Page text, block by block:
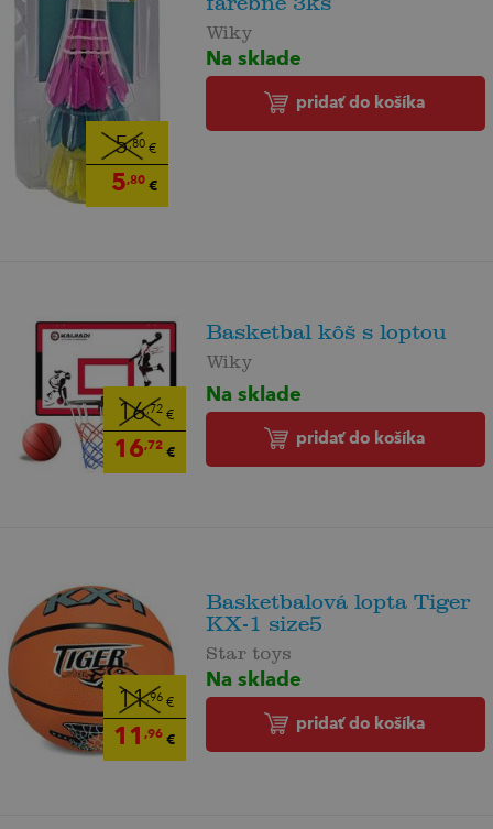
5,80€
5,80€
Wiky
Na sklade
pridať do košíka
16,72€
16,72€
Basketbal kôš s loptou
Wiky
Na sklade
pridať do košíka
11,96€
11 ,96€
Basketbalová lopta Tiger
KX-1 size5
Star toys
Na sklade
pridať do košíka